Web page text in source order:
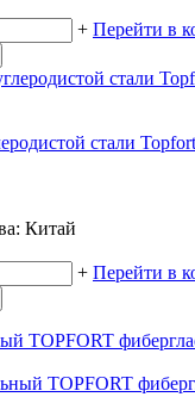
+ Перейти в
стали
Китай
+ Перейти в
TOPFORT